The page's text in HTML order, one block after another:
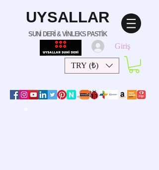
UYSALLAR
SUNİ DERİ & VİNLEKS PASTİK
Giriş
TRY (₺)